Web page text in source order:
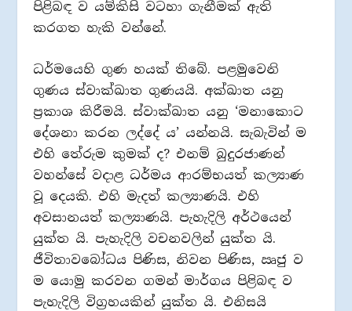
පිළිබඳ ව යම්කිසි වටහා ගැනීමක් ඇති
කරගත හැකි වන්නේ.
ධර්මයෙහි ගුණ හයක් තිබේ. පළමුවෙනි
ගුණය ස්වාක්ඛාත ගුණයයි. අක්ඛාත යනු
ප‍්‍රකාශ කිරීමයි. ස්වාක්ඛාත යනු ‘මනාකොට
දේශනා කරන ලද්දේ ය’ යන්නයි. සැබැවින් ම
එහි තේරුම කුමක් ද? එනම් බුදුරජාණන්
වහන්සේ වදාළ ධර්මය ආරම්භයත් කල්‍යාණ
වූ දෙයකි. එහි මැදත් කල්‍යාණයි. එහි
අවසානයත් කල්‍යාණයි. පැහැදිලි අර්ථයෙන්
යුක්ත යි. පැහැදිලි වචනවලින් යුක්ත යි.
ජීවිතාවබෝධය පිණිස, නිවන පිණිස, ඍජු ව
ම යොමු කරවන ගමන් මාර්ගය පිළිබඳ ව
පැහැදිලි විග‍්‍රහයකින් යුක්ත යි. එනිසයි